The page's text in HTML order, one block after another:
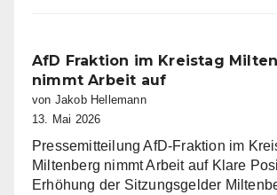
eine
gesegnete
Christi
AfD Fraktion im Kreistag
nimmt Arbeit auf
von Jakob Hellemann
13. Mai 2026
Pressemitteilung AfD-Fraktion im
Miltenberg nimmt Arbeit auf Klare
Erhöhung der Sitzungsgelder